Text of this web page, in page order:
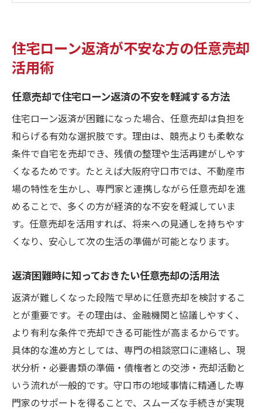
任意売却後の生活設計と再スタートのポイ
ント
住宅ローン相談窓口と任意売却の選び方
任意売却で叶える安心な暮らしの再出発
任意売却後の家計再建に向けた実践アドバ
イス
返済ストレスを軽減する任意売却の進め方
任意売却後の新しい住まい探しのポイント
任意売却活用で家計を立て直すコツと注意
点
返済困難時に知っておきたい任意売却の知識
返済困難な時に選ぶ任意売却の基本知識
任意売却手続きの流れと重要な確認事項
住宅ローン審査や相談先と任意売却の関係
任意売却時のメリットとデメリットを比較
住宅ローン返済が不安な方の任意売却
活用術
任意売却で住宅ローン返済の不安を軽減する方法
住宅ローン返済が困難になった場合、任意売却は負担を
和らげる有効な選択肢です。理由は、競売よりも柔軟な
条件で自宅を売却でき、残債の整理や生活再建がしやす
くなるためです。たとえば大阪府守口市では、不動産市
場の特性を生かし、専門家と連携しながら任意売却を進
めることで、多くの方が経済的な不安を軽減していま
す。任意売却を活用すれば、将来への見通しを持ちやす
くなり、安心して次の生活の準備が可能となります。
返済困難時に知っておきたい任意売却の活用法
返済が難しくなった段階で早めに任意売却を検討するこ
とが重要です。その理由は、金融機関と協議しやすく、
より有利な条件で売却できる可能性が高まるからです。
具体的な進め方としては、専門の相談窓口に連絡し、現
状分析・必要書類の準備・債権者との交渉・売却活動と
いう流れが一般的です。守口市の地域事情に精通した専
門家のサポートを得ることで、スムーズな手続きが実現